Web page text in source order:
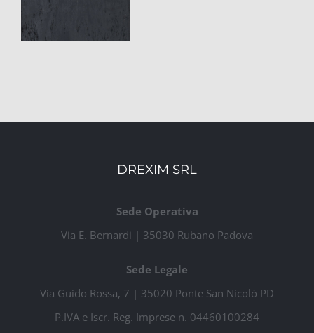
DREXIM SRL
Sede Operativa
Via E. Bernardi | 35030 Rubano Padova
Sede Legale
Via Guido Rossa, 7 | 35020 Ponte San Nicolò PD
P.IVA e Iscr. Reg. Imprese n. 04460100284